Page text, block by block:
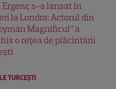
Ergenç s-a lansat în
la Londra: Actorul din
Magnificul” a
o rețea de plăcintării
TURCEŞTI